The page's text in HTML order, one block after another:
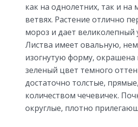
как на однолетних, так и на
ветвях. Растение отлично
мороз и дает великолепный
Листва имеет овальную,
изогнутую форму, окрашена
зеленый цвет темного
достаточно толстые,
количеством чечевичек.
округлые, плотно